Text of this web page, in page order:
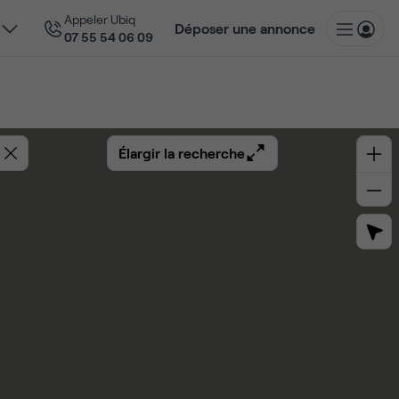
Appeler Ubiq
07 55 54 06 09
Déposer une annonce
Élargir la recherche